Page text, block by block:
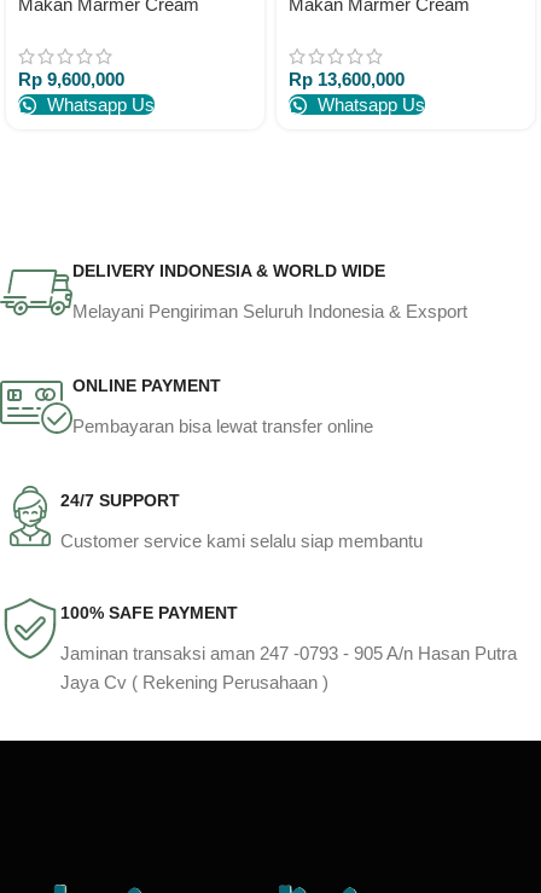
Makan Marmer Cream
50%
Rp 9,600,000
Whatsapp Us
Makan Marmer Cream
Rp 13,600,000
Whatsapp Us
DELIVERY INDONESIA & WORLD WIDE
Melayani Pengiriman Seluruh Indonesia & Exsport
ONLINE PAYMENT
Pembayaran bisa lewat transfer online
24/7 SUPPORT
Customer service kami selalu siap membantu
100% SAFE PAYMENT
Jaminan transaksi aman 247 -0793 - 905 A/n Hasan Putra
Jaya Cv ( Rekening Perusahaan )